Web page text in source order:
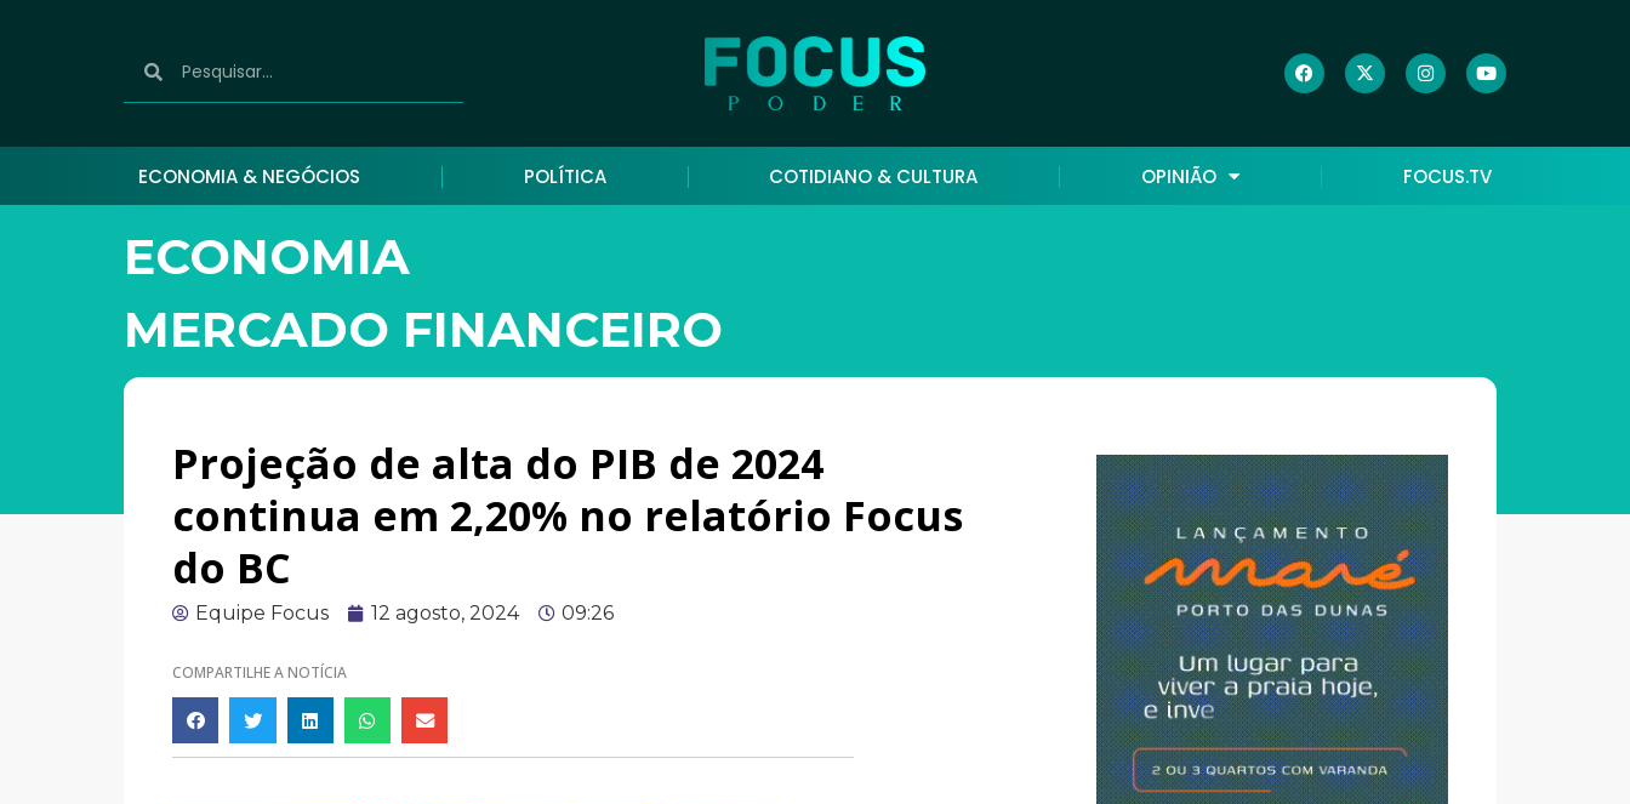
ECONOMIA & NEGÓCIOS POLÍTICA COTIDIANO & CULTURA OPINIÃO FOCUS.TV
ECONOMIA
MERCADO FINANCEIRO
Projeção de alta do PIB de 2024
continua em 2,20% no relatório Focus
do BC
Equipe Focus 12 agosto, 2024 09:26
COMPARTILHE A NOTÍCIA